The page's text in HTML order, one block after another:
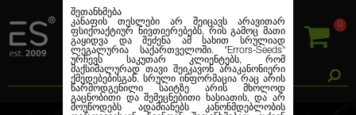
0
შეთანხმება
კანაფის თესლები არ შეიცავს არავითარ
ფსიქოაქტიურ ნივთიერებებს, რის გამოც მათი
გაყიდვა და შეძენა ამ სახით სრულიად
ლეგალურია საქართველოში. "Errors-Seeds"
ურჩევს საკუთარ კლიენტებს, რომ
მაქსიმალურად თავი შეიკავონ არაკანონიერი
ქმედებებისგან. სრული ინფორმაცია რაც არის
წარმოდგენილი საიტზე არის მხოლოდ
გაცნობითი და შემეცნებითი ხასიათის, და არ
მოუწოდებს ადამიანებს კანონმდებლობის